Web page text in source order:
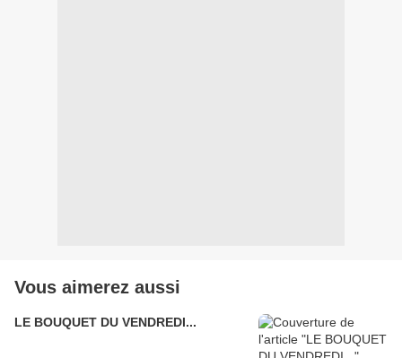
Vous aimerez aussi
LE BOUQUET DU VENDREDI...